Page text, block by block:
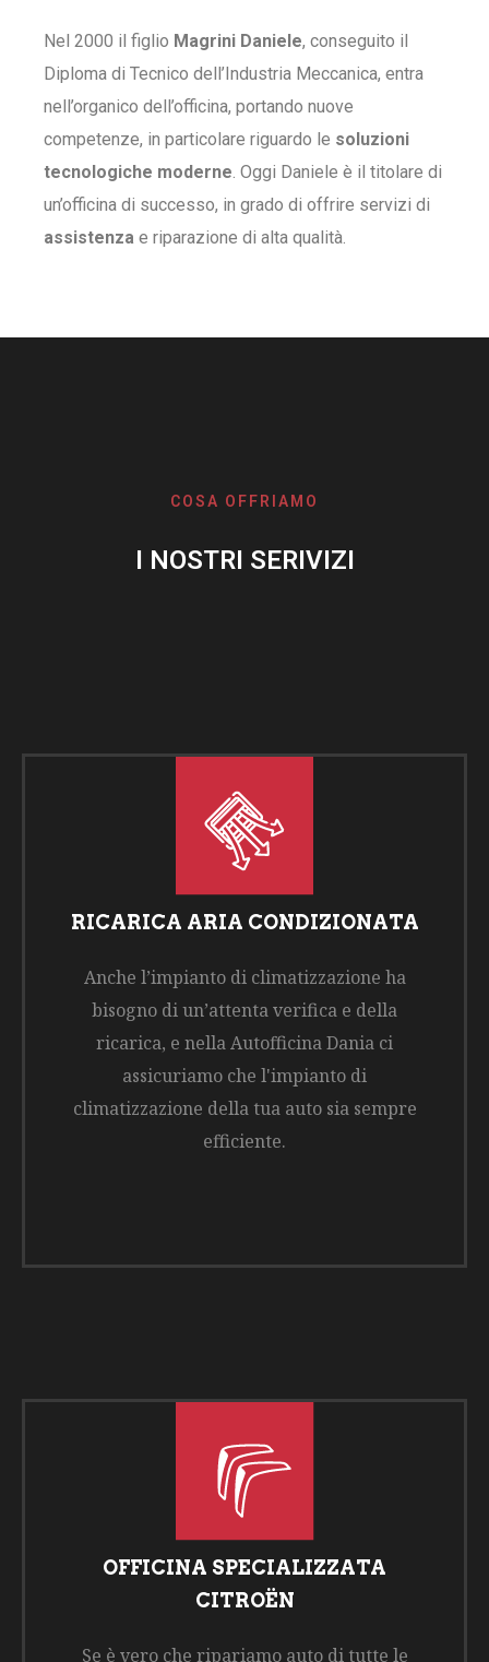
Nel 2000 il figlio Magrini Daniele, conseguito il
Diploma di Tecnico dell’Industria Meccanica, entra
nell’organico dell’officina, portando nuove
competenze, in particolare riguardo le soluzioni
tecnologiche moderne. Oggi Daniele è il titolare di
un’officina di successo, in grado di offrire servizi di
assistenza e riparazione di alta qualità.
COSA OFFRIAMO
I NOSTRI SERIVIZI
RICARICA ARIA CONDIZIONATA
Anche l’impianto di climatizzazione ha
bisogno di un’attenta verifica e della
ricarica, e nella Autofficina Dania ci
assicuriamo che l'impianto di
climatizzazione della tua auto sia sempre
efficiente.
OFFICINA SPECIALIZZATA
CITROËN
Se è vero che ripariamo auto di tutte le